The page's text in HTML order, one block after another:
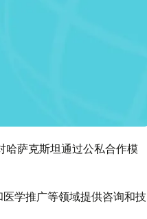
哈萨克斯坦通过公私合作模
学推广等领域提供咨询和技